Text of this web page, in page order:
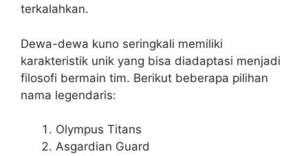
terkalahkan.
Dewa-dewa kuno seringkali memiliki
karakteristik unik yang bisa diadaptasi menjadi
filosofi bermain tim. Berikut beberapa pilihan
nama legendaris:
Olympus Titans
Asgardian Guard